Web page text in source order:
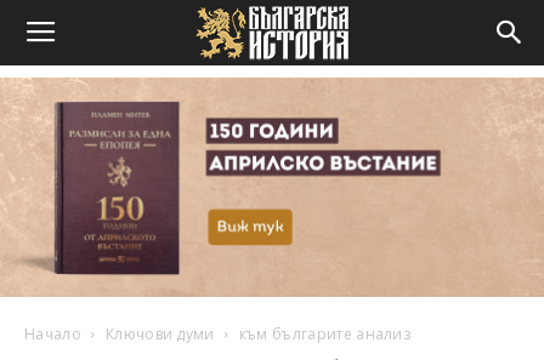
Начало Ключови думи към българите анализ